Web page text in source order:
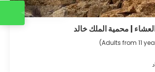
| محمية الملك خالد
Adults from 11
)
اتصل بنا